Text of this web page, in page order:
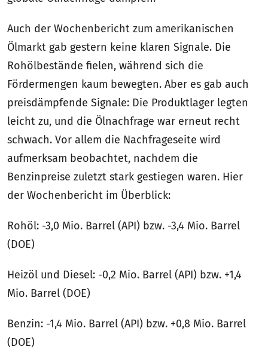
Auch der Wochenbericht zum amerikanischen
Ölmarkt gab gestern keine klaren Signale. Die
Rohölbestände fielen, während sich die
Fördermengen kaum bewegten. Aber es gab auch
preisdämpfende Signale: Die Produktlager legten
leicht zu, und die Ölnachfrage war erneut recht
schwach. Vor allem die Nachfrageseite wird
aufmerksam beobachtet, nachdem die
Benzinpreise zuletzt stark gestiegen waren. Hier
der Wochenbericht im Überblick:
Rohöl: -3,0 Mio. Barrel (API) bzw. -3,4 Mio. Barrel
(DOE)
Heizöl und Diesel: -0,2 Mio. Barrel (API) bzw. +1,4
Mio. Barrel (DOE)
Benzin: -1,4 Mio. Barrel (API) bzw. +0,8 Mio. Barrel
(DOE)